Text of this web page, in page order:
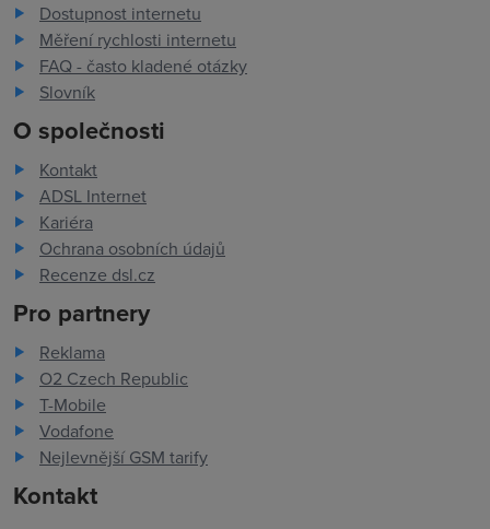
Dostupnost internetu
Měření rychlosti internetu
FAQ - často kladené otázky
Slovník
O společnosti
Kontakt
ADSL Internet
Kariéra
Ochrana osobních údajů
Recenze dsl.cz
Pro partnery
Reklama
O2 Czech Republic
T-Mobile
Vodafone
Nejlevnější GSM tarify
Kontakt